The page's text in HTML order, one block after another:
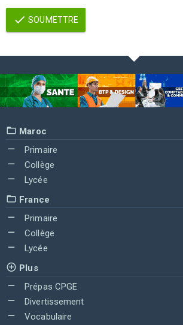
SOUMETTRE
Maroc
Primaire
Collège
Lycée
France
Primaire
Collège
Lycée
Plus
Prépas CPGE
Divertissement
Vocabulaire